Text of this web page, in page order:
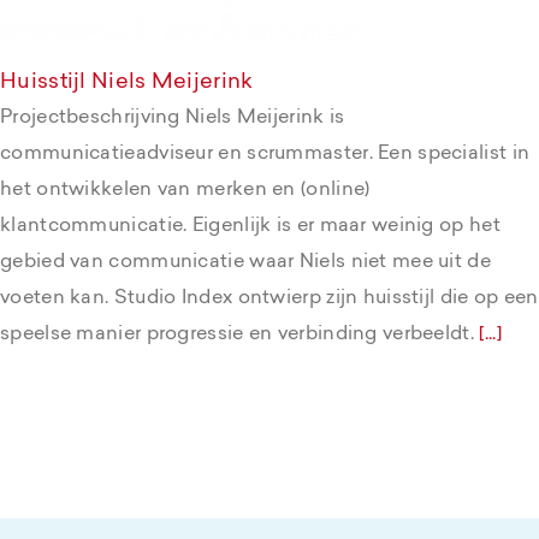
Huisstijl Niels Meijerink
Projectbeschrijving Niels Meijerink is
communicatieadviseur en scrummaster. Een specialist in
het ontwikkelen van merken en (online)
klantcommunicatie. Eigenlijk is er maar weinig op het
gebied van communicatie waar Niels niet mee uit de
voeten kan. Studio Index ontwierp zijn huisstijl die op een
speelse manier progressie en verbinding verbeeldt. [...]